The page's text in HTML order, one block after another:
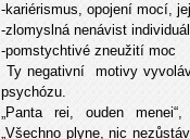
-kariérismus, opojení mocí,
-zlomyslná nenávist
-pomstychtivé zneužití moc
Ty negativní motivy
psychózu.
„Panta rei, ouden
„Všechno plyne, nic